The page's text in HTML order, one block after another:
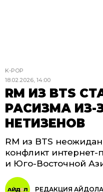
K-POP
18.02.2026, 14:00
RM ИЗ BTS
РАСИЗМА
НЕТИЗЕНОВ
RM из BTS
конфликт интернет-
и Юго-Восточной
РЕДАКЦИЯ АЙДОЛА